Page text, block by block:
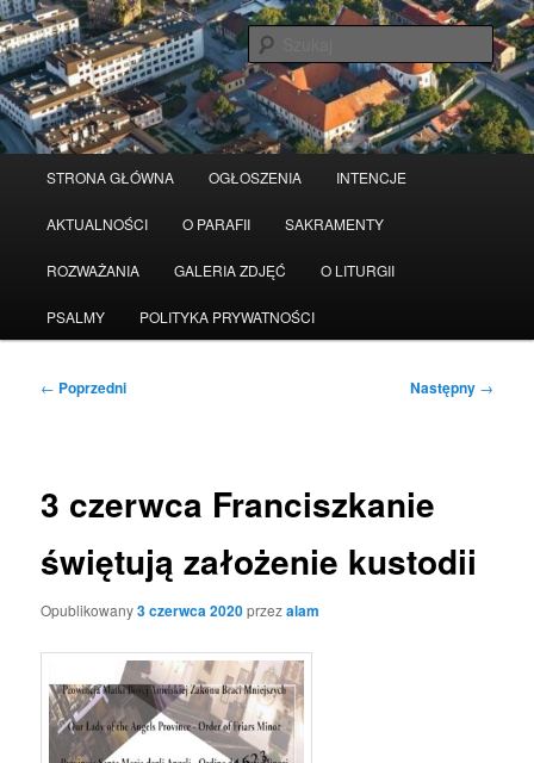
Przeskocz
do
tekstu
STRONA GŁÓWNA OGŁOSZENIA INTENCJE
AKTUALNOŚCI O PARAFII SAKRAMENTY
ROZWAŻANIA GALERIA ZDJĘĆ O LITURGII
PSALMY POLITYKA PRYWATNOŚCI
Nawigacja
← Poprzedni Następny →
3 czerwca Franciszkanie
świętują założenie kustodii
Opublikowany3 czerwca 2020przezalam
Serwis wykorzystuje pliki Cookies Czytaj więcej odrzuć